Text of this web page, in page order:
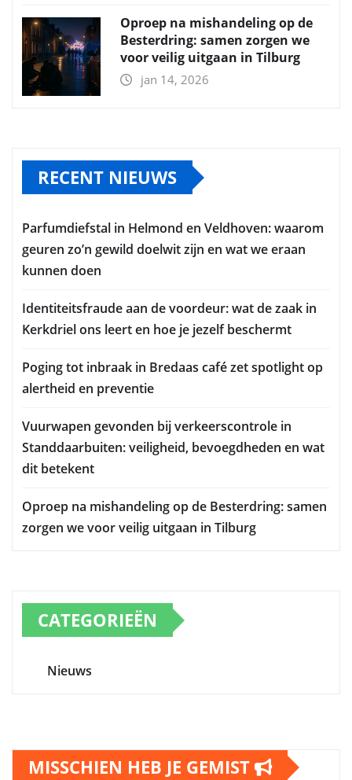
Oproep na mishandeling op de
Besterdring: samen zorgen we
voor veilig uitgaan in Tilburg
jan 14, 2026
RECENT NIEUWS
Parfumdiefstal in Helmond en Veldhoven: waarom
geuren zo’n gewild doelwit zijn en wat we eraan
kunnen doen
Identiteitsfraude aan de voordeur: wat de zaak in
Kerkdriel ons leert en hoe je jezelf beschermt
Poging tot inbraak in Bredaas café zet spotlight op
alertheid en preventie
Vuurwapen gevonden bij verkeerscontrole in
Standdaarbuiten: veiligheid, bevoegdheden en wat
dit betekent
Oproep na mishandeling op de Besterdring: samen
zorgen we voor veilig uitgaan in Tilburg
CATEGORIEËN
Nieuws
MISSCHIEN HEB JE GEMIST